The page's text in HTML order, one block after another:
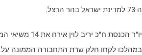
בהר הרצל.
יו"ר הכנסת ח"כ יריב
לקחו חלק שרת התחבורה הממונה על